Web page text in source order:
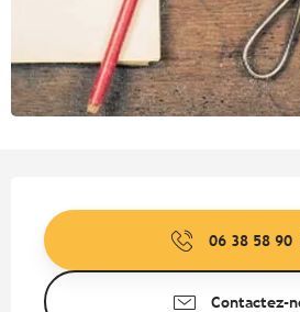
06 38 58 90
Contactez-